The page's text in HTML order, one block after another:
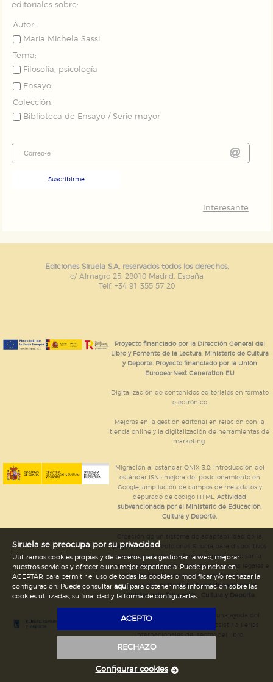
editoriales sobre:
Autor:
Maria Michela Sassi
Tema:
Filosofía, psicología
Ensayo
Colección:
Biblioteca de Ensayo / Serie mayor
Suscribirme
Interesante
Ediciones Siruela S.A. reservados todos los derechos.
c/ Almagro 25. 28010 Madrid. España
Telf. +34 91 355 57 20
Proyecto financiado por la Dirección General del
Libro y Fomento de la Lectura, Ministerio de Cultura
y Deporte. Proyecto financiado por la Unión
Europea-Next Generation EU
Digitalización de contenidos editoriales en formato
electrónico
Mejoras en la gestión editorial en relación con la
tienda online y la digitalización de herramientas de
marketing.
Migración al estándar ONIX 3.0; introducción del
estándar ISNI; mejora del posicionamiento en
Google; ampliación de campos de metadatos y
depurado de código HTML.Actividad
subvencionada por el Ministerio de Educación,
Cultura y Deporte.
página web de ediciones Siruela para dispositivos
móviles en todos sus formatos para impulsar la
comercialización de contenidos culturales legales e
implementación de los recursos tecnológicos
necesarios.Actividad subvencionada por el
Ministerio de Educación, Cultura y Deporte.
Ediciones Siruela ha percibido una ayuda del
Legal
Siruela se preocupa por su privacidad
Utilizamos cookies propias y de terceros para gestionar la web, mejorar
nuestros servicios y ofrecerle una mejor experiencia. Puede pinchar en
ACEPTAR para permitir el uso de todas las cookies o modificar y/o rechazar la
configuración. Puede consultar aquípara obtener más información sobre las
cookies utilizadas, su finalidad y la forma de configurarlas.
ACEPTO
RECHAZO
Configurar cookies
GUARDAR CONFIGURACIÓN
Puede consultar nuestra